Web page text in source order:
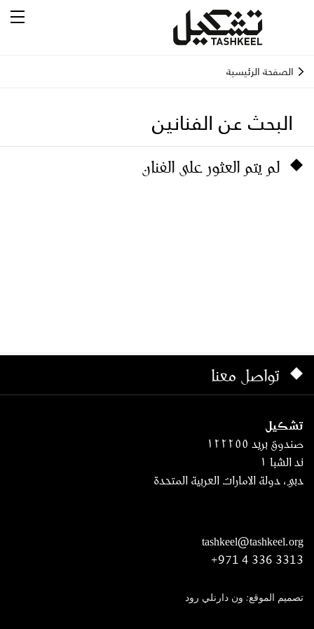
الصفحة الرئيسية
البحث عن الفنانين
لم يتم العثور على الفنان
تواصل معنا
تشكيل
صندوق بريد ١٢٢٢٥٥
ند الشبا ١
دبي، دولة الامارات العربية المتحدة
tashkeel@tashkeel.org
+971 4 336 3313
تصميم الموقع: ون دارنلي رود